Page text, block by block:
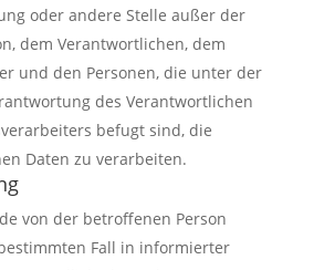
oder andere Stelle außer der
dem Verantwortlichen, dem
und den Personen, die unter der
des Verantwortlichen
befugt sind, die
Daten zu verarbeiten.
von der betroffenen Person
Fall in informierter